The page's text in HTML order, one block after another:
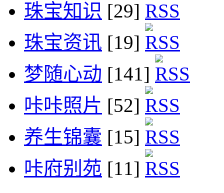
珠宝知识 [29]
珠宝资讯 [19]
梦随心动 [141]
咔咔照片 [52]
养生锦囊 [15]
咔府别苑 [11]